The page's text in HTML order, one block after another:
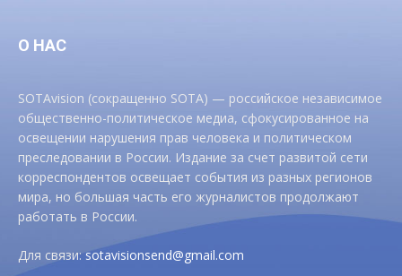
О НАС
SOTAvision (сокращенно SOTA) — российское независимое
общественно-политическое медиа, сфокусированное на
освещении нарушения прав человека и политическом
преследовании в России. Издание за счет развитой сети
корреспондентов освещает события из разных регионов
мира, но большая часть его журналистов продолжают
работать в России.
Для связи:sotavisionsend@gmail.com